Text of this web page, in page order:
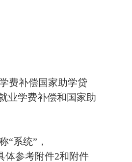
费补偿国家助学贷
业学费补偿和国家助
“系统”，
体参考附件2和附件